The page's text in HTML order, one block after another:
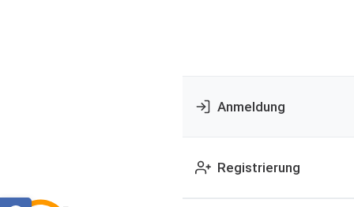
Anmeldung
Registrierung